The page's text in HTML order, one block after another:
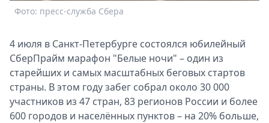
Metro
Фото: пресс-служба Сбера
4 июля в Санкт-Петербурге состоялся юбилейный
СберПрайм марафон "Белые ночи" – один из
старейших и самых масштабных беговых стартов
страны. В этом году забег собрал около 30 000
участников из 47 стран, 83 регионов России и более
600 городов и населённых пунктов – на 20% больше,